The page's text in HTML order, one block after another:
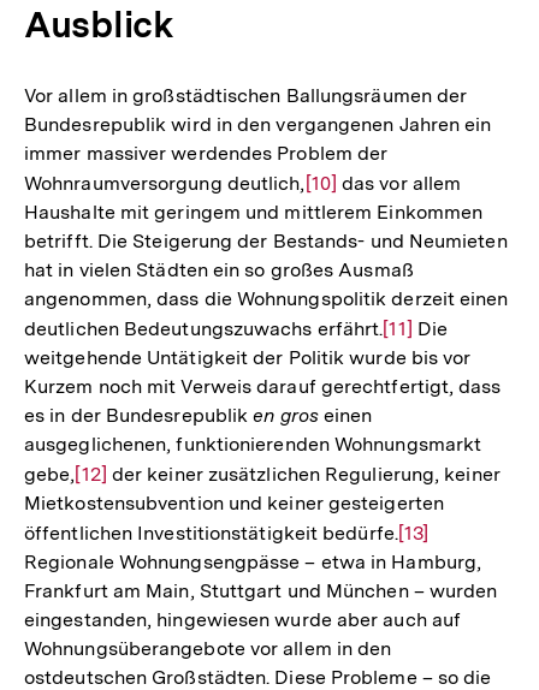
Ausblick
Vor allem in großstädtischen Ballungsräumen der
Bundesrepublik wird in den vergangenen Jahren ein
immer massiver werdendes Problem der
Wohnraumversorgung deutlich, Zur
Auflösung
der
Fußnote
[10] das vor allem
Haushalte mit geringem und mittlerem Einkommen
betrifft. Die Steigerung der Bestands- und Neumieten
hat in vielen Städten ein so großes Ausmaß
angenommen, dass die Wohnungspolitik derzeit einen
deutlichen Bedeutungszuwachs erfährt.Zur
Auflösung
der
[11] Die
weitgehende Untätigkeit der Politik wurde bis vor
Kurzem noch mit Verweis darauf gerechtfertigt, dass
es in der Bundesrepubliken groseinen
ausgeglichenen, funktionierenden Wohnungsmarkt
gebe,Zur
Auflösung
der
Fußnote
[12] der keiner zusätzlichen Regulierung, keiner
Mietkostensubvention und keiner gesteigerten
öffentlichen Investitionstätigkeit bedürfe.Zur
Auflösung
der
Fußnote
[13]
Regionale Wohnungsengpässe – etwa in Hamburg,
Frankfurt am Main, Stuttgart und München – wurden
eingestanden, hingewiesen wurde aber auch auf
Wohnungsüberangebote vor allem in den
ostdeutschen Großstädten. Diese Probleme – so die